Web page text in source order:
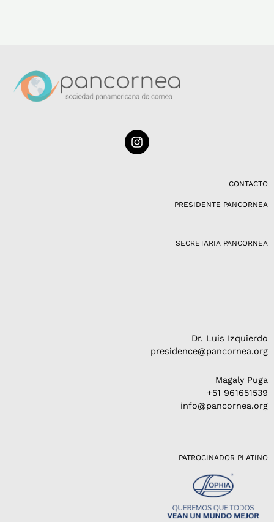
I
n
CONTACTO
PRESIDENTE PANCORNEA
SECRETARIA PANCORNEA
Dr. Luis Izquierdo
presidence@pancornea.org
Magaly Puga
+51 961651539
info@pancornea.org
PATROCINADOR PLATINO